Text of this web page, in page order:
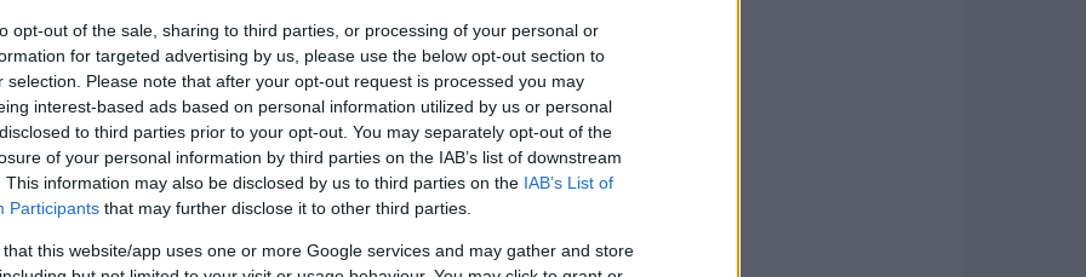
opt-out of the sale, sharing to third parties, or processing of your personal or
for targeted advertising by us, please use the below opt-out section to
selection. Please note that after your opt-out request is processed you may
interest-based ads based on personal information utilized by us or personal
to third parties prior to your opt-out. You may separately opt-out of the
of your personal information by third parties on the IAB’s list of downstream
This information may also be disclosed by us to third parties on the IAB’s List of
Participants that may further disclose it to other third parties.
that this website/app uses one or more Google services and may gather and store
dalla sua nascita, questo sport ha attratto
alla sua bellezza e alla sua complessità.
a livello globale, attirando l’attenzione di